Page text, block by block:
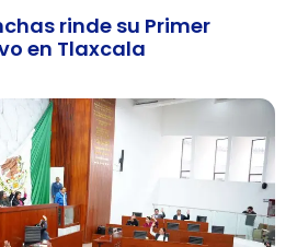
rinde su Primer
en Tlaxcala